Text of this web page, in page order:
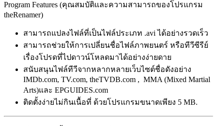
Program Features (คุณสมบัติและความสามารถของโปรแกรม
theRenamer)
สามารถแปลงไฟล์ที่เป็นไฟล์ประเภท .avi ได้อย่างรวดเร็ว
สามารถช่วยให้การเปลี่ยนชื่อไฟล์ภาพยนตร์ หรือทีวีซีรีย์
เรื่องโปรดที่ไปดาวน์โหลดมาได้อย่างง่ายดาย
สนับสนุนไฟล์ทีวีจากหลากหลายเว็บไซต์ชื่อดังอย่าง
IMDb.com, TV.com, theTVDB.com , MMA (Mixed Martial
Arts)และ EPGUIDES.com
ติดตั้งง่ายไม่กินเนื้อที่ ด้วยโปรแกรมขนาดเพียง 5 MB.